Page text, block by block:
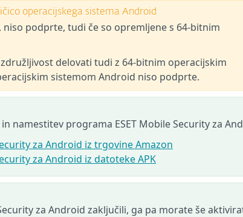
operacijskega sistema Android
podprte, tudi če so opremljene s 64-bitnim
delovati tudi z 64-bitnim operacijskim
sistemom Android niso podprte.
namestitev programa ESET Mobile Security za
za Android iz trgovine Amazon
za Android iz datoteke APK
za Android zaključili, ga pa morate še